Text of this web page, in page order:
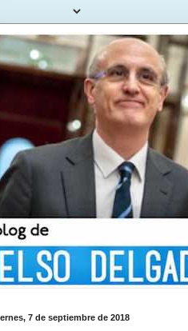
7 de septiembre de 2018